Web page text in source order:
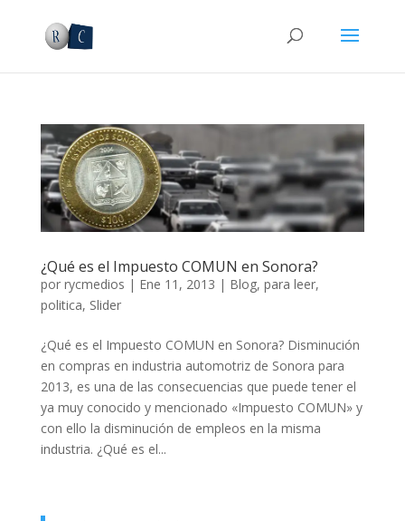
¿Qué es el Impuesto COMUN en Sonora?
por rycmedios | Ene 11, 2013 | Blog, para leer,
politica, Slider
¿Qué es el Impuesto COMUN en Sonora? Disminución
en compras en industria automotriz de Sonora para
2013, es una de las consecuencias que puede tener el
ya muy conocido y mencionado «Impuesto COMUN» y
con ello la disminución de empleos en la misma
industria. ¿Qué es el...